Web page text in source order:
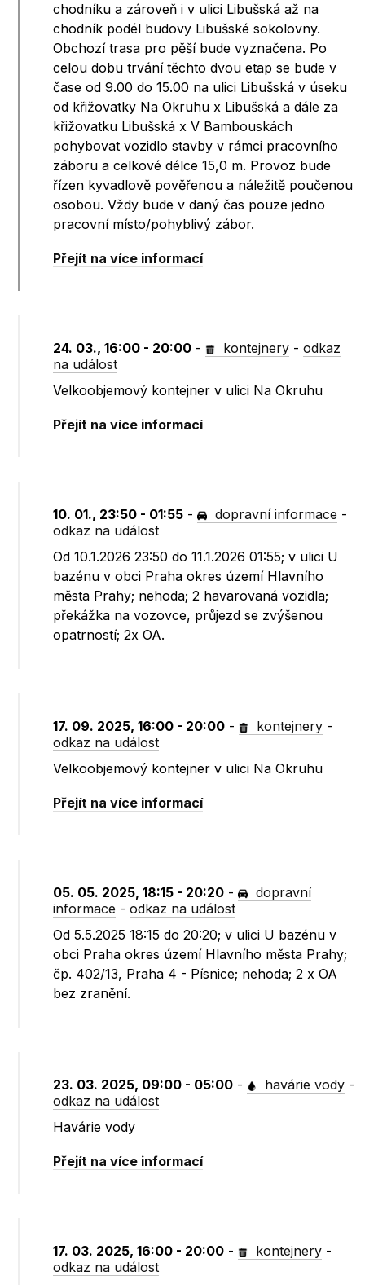
chodníku a zároveň i v ulici Libušská až na
chodník podél budovy Libušské sokolovny.
Obchozí trasa pro pěší bude vyznačena. Po
celou dobu trvání těchto dvou etap se bude v
čase od 9.00 do 15.00 na ulici Libušská v úseku
od křižovatky Na Okruhu x Libušská a dále za
křižovatku Libušská x V Bambouskách
pohybovat vozidlo stavby v rámci pracovního
záboru a celkové délce 15,0 m. Provoz bude
řízen kyvadlově pověřenou a náležitě poučenou
osobou. Vždy bude v daný čas pouze jedno
pracovní místo/pohyblivý zábor.
Přejít na více informací
24. 03., 16:00 - 20:00 - kontejnery -odkaz
na událost
Velkoobjemový kontejner v ulici Na Okruhu
Přejít na více informací
10. 01., 23:50 - 01:55 - dopravní informace -
odkaz na událost
Od 10.1.2026 23:50 do 11.1.2026 01:55; v ulici U
bazénu v obci Praha okres území Hlavního
města Prahy; nehoda; 2 havarovaná vozidla;
překážka na vozovce, průjezd se zvýšenou
opatrností; 2x OA.
17. 09. 2025, 16:00 - 20:00 - kontejnery -
odkaz na událost
Velkoobjemový kontejner v ulici Na Okruhu
Přejít na více informací
05. 05. 2025, 18:15 - 20:20 -
dopravní
informace -odkaz na událost
Od 5.5.2025 18:15 do 20:20; v ulici U bazénu v
obci Praha okres území Hlavního města Prahy;
čp. 402/13, Praha 4 - Písnice; nehoda; 2 x OA
bez zranění.
23. 03. 2025, 09:00 - 05:00 - havárie vody -
odkaz na událost
Havárie vody
Přejít na více informací
17. 03. 2025, 16:00 - 20:00 - kontejnery -
odkaz na událost